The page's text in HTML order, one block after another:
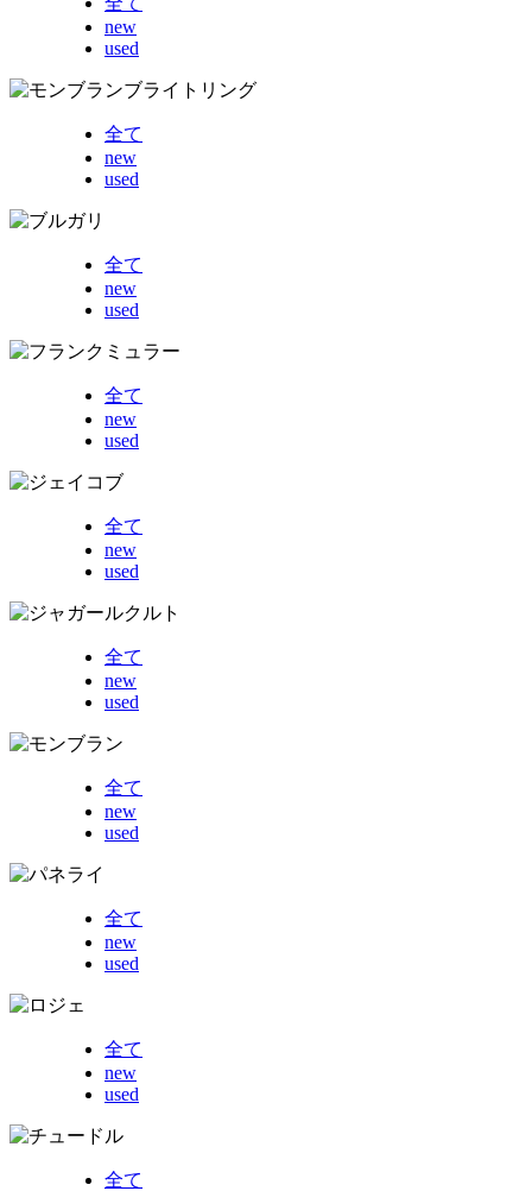
new
used
全て
new
used
全て
new
used
全て
new
used
全て
new
used
全て
new
used
全て
new
used
全て
new
used
全て
new
used
全て